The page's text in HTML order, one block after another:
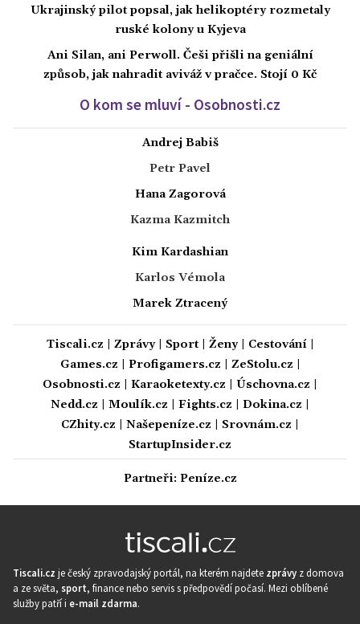
Ukrajinský pilot popsal, jak helikoptéry rozmetaly
ruské kolony u Kyjeva
Ani Silan, ani Perwoll. Češi přišli na geniální
způsob, jak nahradit aviváž v pračce. Stojí 0 Kč
O kom se mluví - Osobnosti.cz
Andrej Babiš
Petr Pavel
Hana Zagorová
Kazma Kazmitch
Kim Kardashian
Karlos Vémola
Marek Ztracený
Tiscali.cz Zprávy| Sport| Ženy| Cestování|
Games.cz
Profigamers.cz ZeStolu.cz
Osobnosti.cz
Karaoketexty.cz Úschovna.cz
Nedd.cz
Moulík.cz Fights.cz Dokina.cz
CZhity.cz
Našepeníze.cz Srovnám.cz
StartupInsider.cz
Partneři: Peníze.cz
Tiscali.cz je český zpravodajský portál, na kterém najdete zprávy z domova
a ze světa, sport, finance nebo servis s předpovědí počasí. Mezi oblíbené
služby patří i e-mail zdarma.